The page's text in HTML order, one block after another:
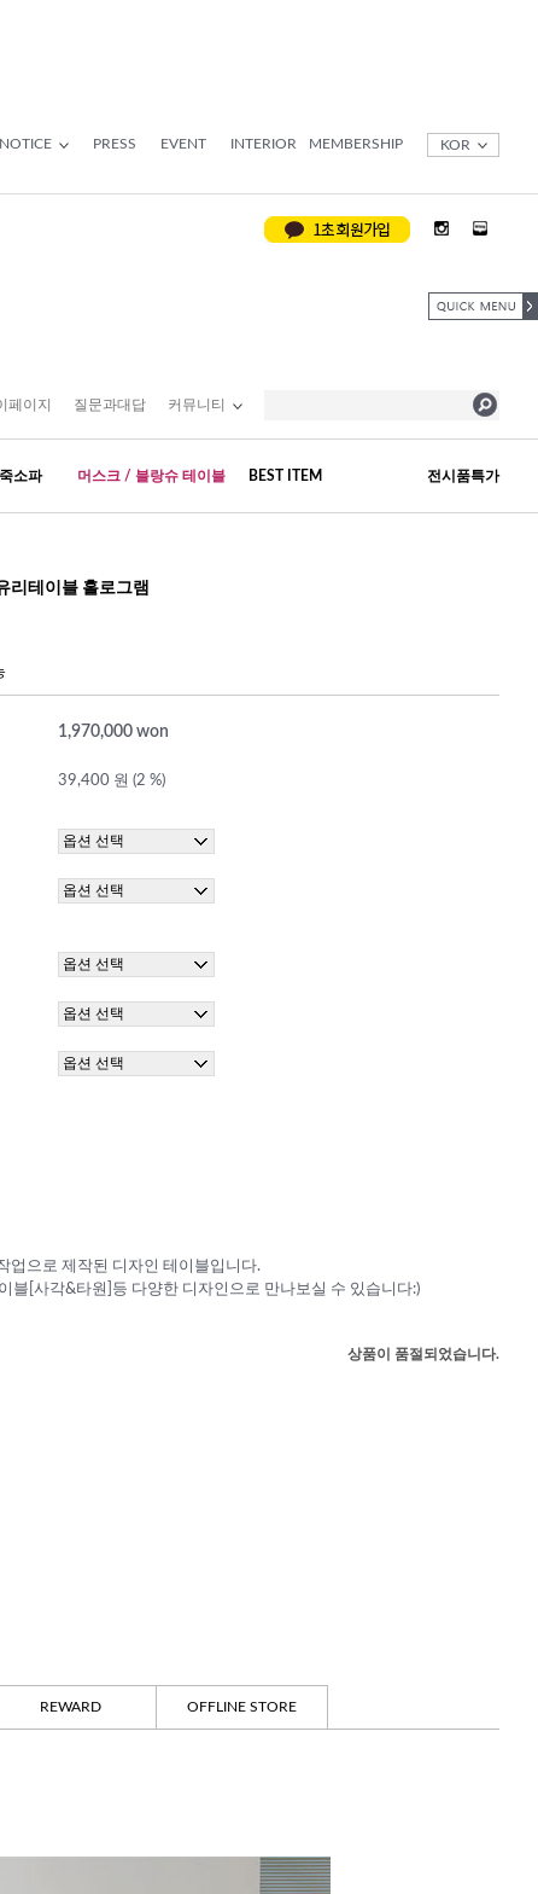
NOTICE PRESS EVENT INTERIOR MEMBERSHIP KOR
페이지 질문과대답 커뮤니티
소파 머스크 / 블랑슈 테이블 BEST ITEM 전시품특가
리테이블 홀로그램
1,970,000 won
39,400 원 (2 %)
업으로 제작된 디자인 테이블입니다.
블[사각&타원]등 다양한 디자인으로 만나보실 수 있습니다:)
상품이 품절되었습니다.
REWARD OFFLINE STORE